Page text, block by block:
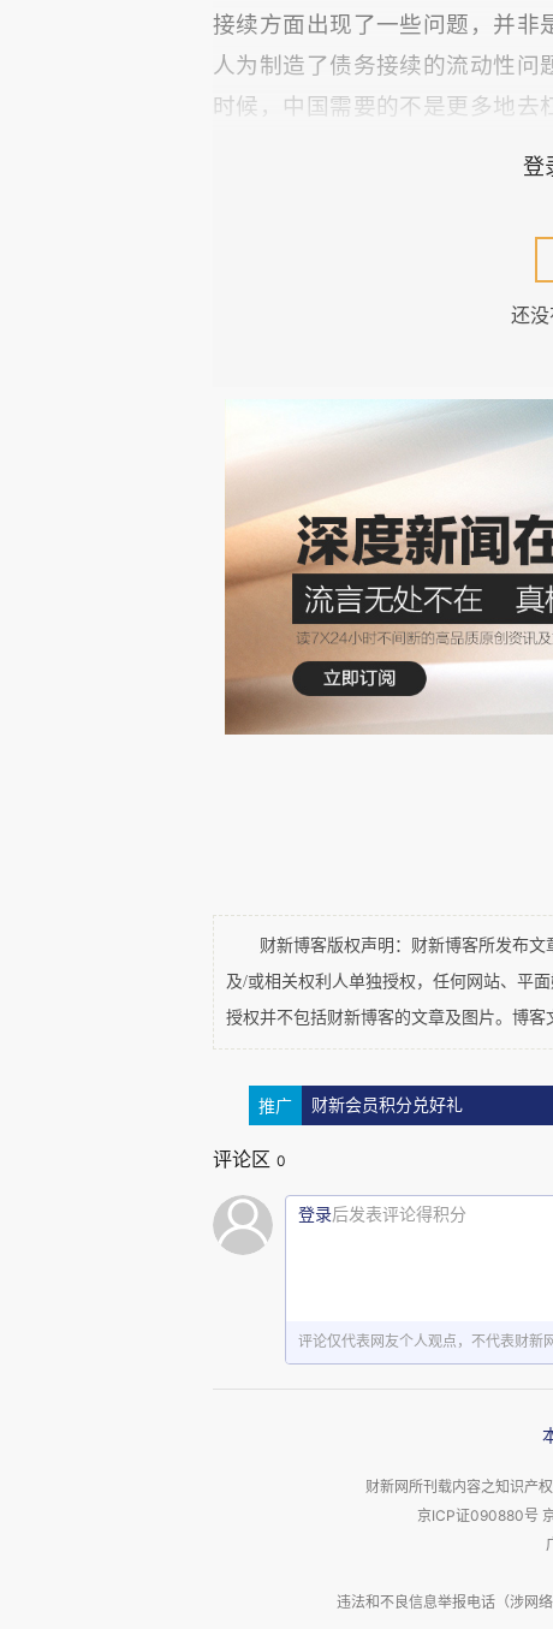
接续方面出现了一些问题，并非
人为制造了债务接续的流动性
时候，中国需要的不是更多地去
国当前的债务不是太多而是不
“加”到什么程度才算合理呢？
然而，且不说官方早就提出
政府的违规举债，单拿这几年
果有的话难道不是加杠杆过甚所
当然徐先生也许会说，房地
“印钞避免债务危机”是从宏观角
针对政府债务，但是亦正如他
债务所组成。印钞只能避免政
也可以用印钞来避免危机吗？
你还别说，有时候印钞还真
入困局的银行垫资，包括后来又
吾国政府对房地产行业实施“保交
政或者通过国有银行出资来救助
态。否则，整个市场规则就要改写
老话说，“欠债还钱，天经
是市场的基本规律和规则还是要
代货币理论”（
MMT理论在吾国经济学界
病的“内卷式”竞争，不就是“只
说实话，笔者写到这里有些
与徐先生这样的职业经济学家
登
还没
财新博客版权声明：财新博客所发布文
及/或相关权利人单独授权，任何网站、平
授权并不包括财新博客的文章及图片。博客
推广 财新会员积分兑好礼
评论区 0
登录后发表评论得积分
评论仅代表网友个人观点，不代表财新
财新网所刊载内容之知识产
京ICP证090880号
违法和不良信息举报电话（涉